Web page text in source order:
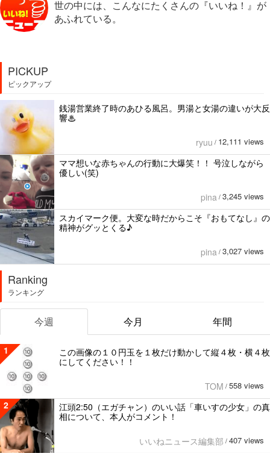
世の中には、こんなにたくさんの『いいね！』が
あふれている。
PICKUP
ピックアップ
銭湯営業終了時のあひる風呂。男湯と女湯の違いが大反
響♨
ryuu / 12,111 views
ママ想いな赤ちゃんの行動に大爆笑！！ 号泣しながら
優しい(笑)
pina / 3,245 views
スカイマーク便。大変な時だからこそ『おもてなし』の
精神がグッとくる♪
pina / 3,027 views
Ranking
ランキング
今週 今月 年間
1
この画像の１０円玉を１枚だけ動かして縦４枚・横４枚
にしてください！！
TOM / 558 views
2
江頭2:50（エガチャン）のいい話「車いすの少女」の真
相について、本人がコメント！
いいねニュース編集部 / 407 views